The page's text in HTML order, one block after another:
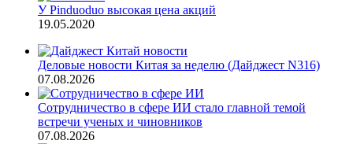
У Pinduoduo высокая цена акций
19.05.2020
Деловые новости Китая за неделю (Дайджест N316)
07.08.2026
Сотрудничество в сфере ИИ стало главной темой
встречи ученых и чиновников
07.08.2026